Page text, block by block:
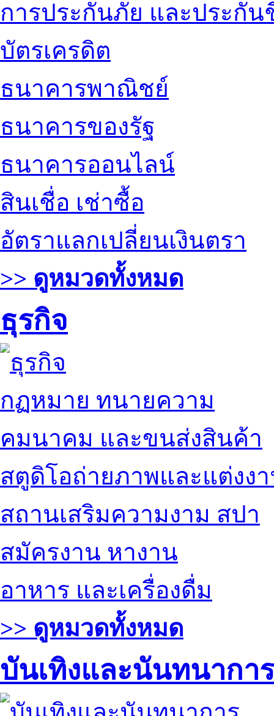
การประกันภัย และประกัน
บัตรเครดิต
ธนาคารพาณิชย์
ธนาคารของรัฐ
ธนาคารออนไลน์
สินเชื่อ เช่าซื้อ
อัตราแลกเปลี่ยนเงินตรา
>> ดูหมวดทั้งหมด
ธุรกิจ
กฏหมาย ทนายความ
คมนาคม และขนส่งสินค้า
สตูดิโอถ่ายภาพและแต่งง
สถานเสริมความงาม สปา
สมัครงาน หางาน
อาหาร และเครื่องดื่ม
>> ดูหมวดทั้งหมด
บันเทิงและนันทนาการ